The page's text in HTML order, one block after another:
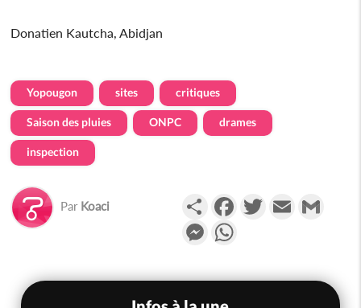
Donatien Kautcha, Abidjan
Yopougon sites critiques
Saison des pluies ONPC drames
inspection
Par Koaci PartagerFacebookTwitterEmail
Messenger